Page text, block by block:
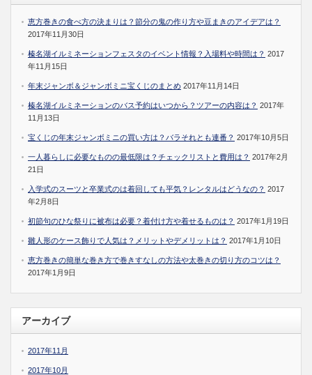
恵方巻きの食べ方の決まりは？節分の鬼の作り方や豆まきのアイデアは？
2017年11月30日
榛名湖イルミネーションフェスタのイベント情報？入場料や時間は？ 2017
年11月15日
年末ジャンボ＆ジャンボミニ宝くじのまとめ 2017年11月14日
榛名湖イルミネーションのバス予約はいつから？ツアーの内容は？ 2017年
11月13日
宝くじの年末ジャンボミニの買い方は？バラそれとも連番？ 2017年10月5日
一人暮らしに必要なものの最低限は？チェックリストと費用は？ 2017年2月
21日
入学式のスーツと卒業式のは着回しても平気？レンタルはどうなの？ 2017
年2月8日
初節句のひな祭りに被布は必要？着付け方や着せるものは？ 2017年1月19日
雛人形のケース飾りで人気は？メリットやデメリットは？ 2017年1月10日
恵方巻きの簡単な巻き方で巻きすなしの方法や太巻きの切り方のコツは？
2017年1月9日
アーカイブ
2017年11月
2017年10月